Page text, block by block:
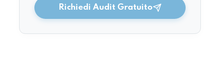
Richiedi Audit Gratuito